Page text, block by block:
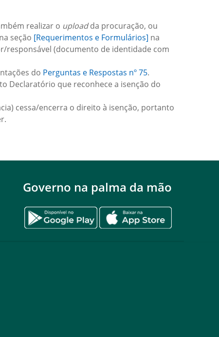
realizar o uploadda procuração, ou
seção [Requerimentos e Formulários] na
responsável (documento de identidade com
do Perguntas e Respostas nº 75.
Declaratório que reconhece a isenção do
cessa/encerra o direito à isenção, portanto
Governo na palma da mão